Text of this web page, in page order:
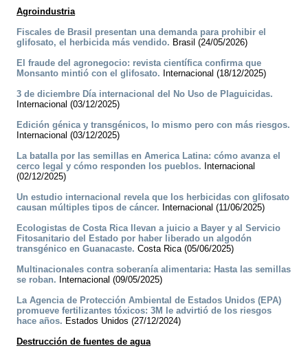
Agroindustria
Fiscales de Brasil presentan una demanda para prohibir el
glifosato, el herbicida más vendido. Brasil (24/05/2026)
El fraude del agronegocio: revista científica confirma que
Monsanto mintió con el glifosato. Internacional (18/12/2025)
3 de diciembre Día internacional del No Uso de Plaguicidas.
Internacional (03/12/2025)
Edición génica y transgénicos, lo mismo pero con más riesgos.
Internacional (03/12/2025)
La batalla por las semillas en America Latina: cómo avanza el
cerco legal y cómo responden los pueblos. Internacional
(02/12/2025)
Un estudio internacional revela que los herbicidas con glifosato
causan múltiples tipos de cáncer. Internacional (11/06/2025)
Ecologistas de Costa Rica llevan a juicio a Bayer y al Servicio
Fitosanitario del Estado por haber liberado un algodón
transgénico en Guanacaste. Costa Rica (05/06/2025)
Multinacionales contra soberanía alimentaria: Hasta las semillas
se roban. Internacional (09/05/2025)
La Agencia de Protección Ambiental de Estados Unidos (EPA)
promueve fertilizantes tóxicos: 3M le advirtió de los riesgos
hace años. Estados Unidos (27/12/2024)
Destrucción de fuentes de agua